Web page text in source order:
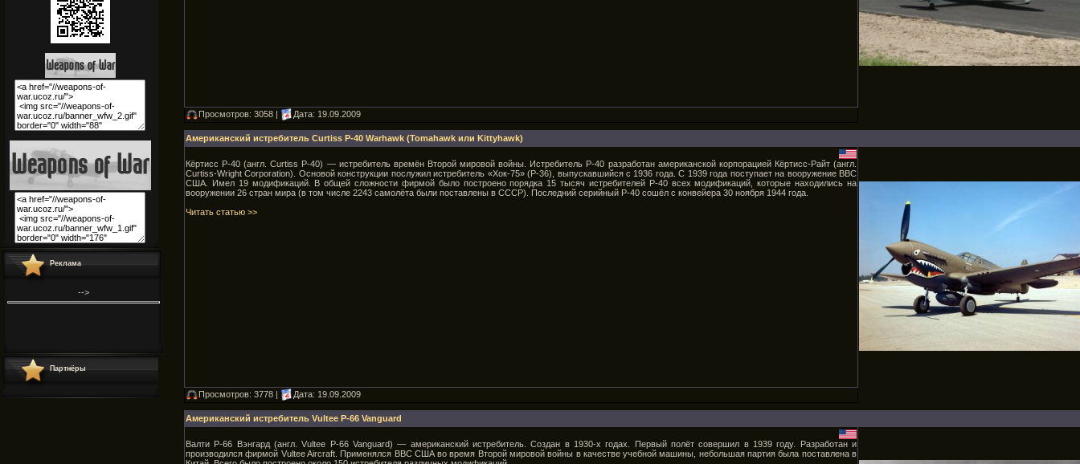
Реклама
-->
This feature is for Premium users only!
This feature is for Premium users only!
."This feature is for Premium users
Партнёры
Просмотров: 3058 | Дата: 19.09.2009
Американский истребитель Curtiss P-40 Warhawk (Tomahawk или Kittyhawk)
Кёртисс P-40 (англ. Curtiss P-40) — истребитель времён Второй мировой войны. Истребитель P-40 разработан американской корпорацией Кёртисс-Райт (англ.
Curtiss-Wright Corporation). Основой конструкции послужил истребитель «Хок-75» (P-36), выпускавшийся с 1936 года. С 1939 года поступает на вооружение ВВС
США. Имел 19 модификаций. В общей сложности фирмой было построено порядка 15 тысяч истребителей P-40 всех модификаций, которые находились на
вооружении 26 стран мира (в том числе 2243 самолёта были поставлены в СССР). Последний серийный P-40 сошёл с конвейера 30 ноября 1944 года.
Читать статью >>
Просмотров: 3778 | Дата: 19.09.2009
Американский истребитель Vultee P-66 Vanguard
Валти P-66 Вэнгард (англ. Vultee P-66 Vanguard) — американский истребитель. Создан в 1930-х годах. Первый полёт совершил в 1939 году. Разработан и
производился фирмой Vultee Aircraft. Применялся ВВС США во время Второй мировой войны в качестве учебной машины, небольшая партия была поставлена в